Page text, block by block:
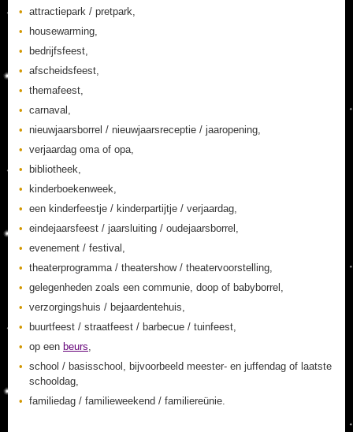
attractiepark / pretpark,
housewarming,
bedrijfsfeest,
afscheidsfeest,
themafeest,
carnaval,
nieuwjaarsborrel / nieuwjaarsreceptie / jaaropening,
verjaardag oma of opa,
bibliotheek,
kinderboekenweek,
een kinderfeestje / kinderpartijtje / verjaardag,
eindejaarsfeest / jaarsluiting / oudejaarsborrel,
evenement / festival,
theaterprogramma / theatershow / theatervoorstelling,
gelegenheden zoals een communie, doop of babyborrel,
verzorgingshuis / bejaardentehuis,
buurtfeest / straatfeest / barbecue / tuinfeest,
op een beurs,
school / basisschool, bijvoorbeeld meester- en juffendag of laatste
schooldag,
familiedag / familieweekend / familiereünie.